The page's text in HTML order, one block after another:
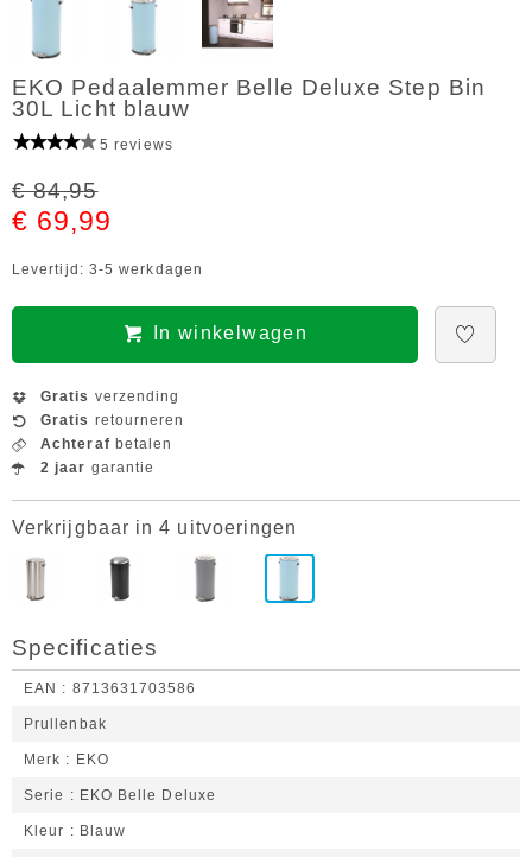
EKO Pedaalemmer Belle Deluxe Step Bin
30L Licht blauw
5 reviews
€ 84,95
€ 69,99
Levertijd: 3-5 werkdagen
In winkelwagen
Gratis verzending
Gratis retourneren
Achteraf betalen
2 jaar garantie
Verkrijgbaar in 4 uitvoeringen
Specificaties
EAN 8713631703586
Prullenbak
Merk EKO
Serie EKO Belle Deluxe
Kleur Blauw